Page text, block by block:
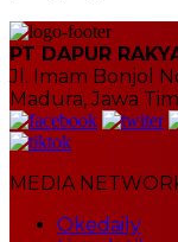
PT DAPUR
Jl. Imam Bonjol
Madura, Jawa
MEDIA
Okedaily